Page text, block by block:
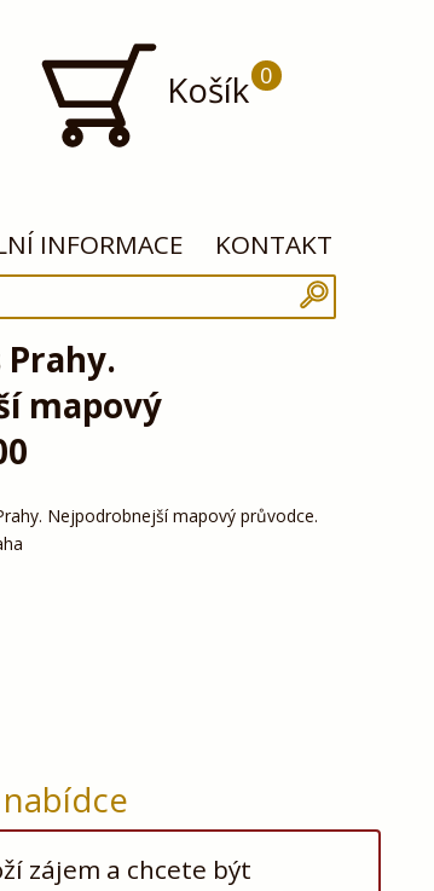
Košík 0
INFORMACE KONTAKT
mapový
Nejpodrobnejší mapový průvodce.
zájem a chcete být